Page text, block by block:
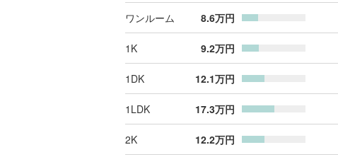
ワンルーム 8.6万円
1K 9.2万円
1DK 12.1万円
1LDK 17.3万円
2K 12.2万円